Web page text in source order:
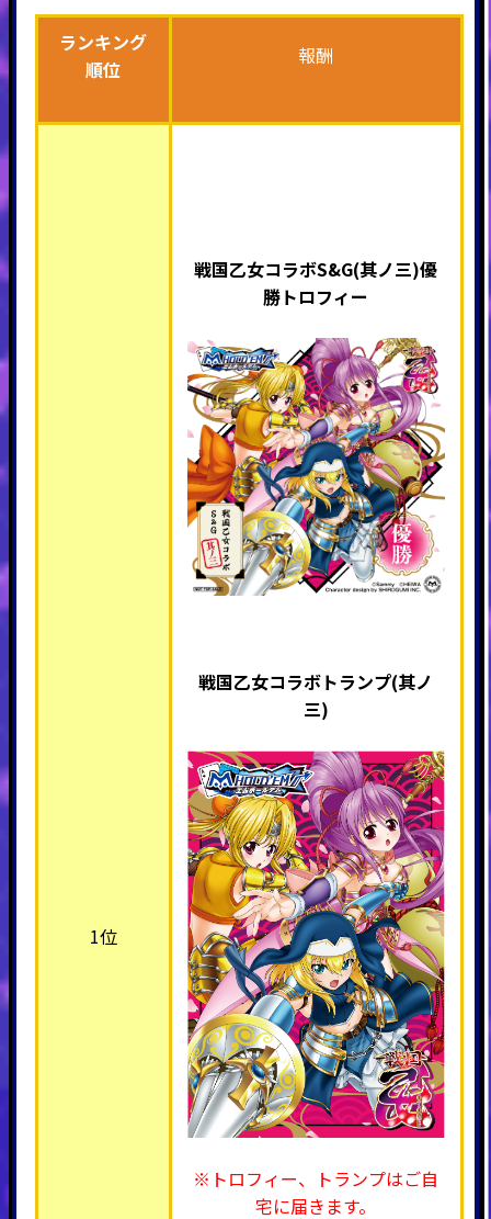
ランキング
順位
報酬
1位
戦国乙女コラボS&G(其ノ三)優
勝トロフィー
戦国乙女コラボトランプ(其ノ
三)
※トロフィー、トランプはご自
宅に届きます。